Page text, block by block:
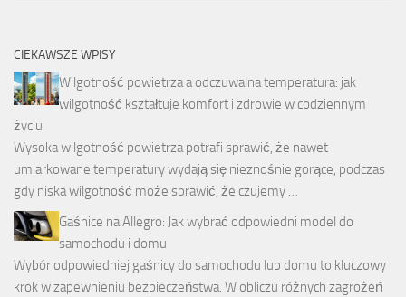
CIEKAWSZE WPISY
Wilgotność powietrza a odczuwalna temperatura: jak
wilgotność kształtuje komfort i zdrowie w codziennym
życiu
Wysoka wilgotność powietrza potrafi sprawić, że nawet
umiarkowane temperatury wydają się nieznośnie gorące, podczas
gdy niska wilgotność może sprawić, że czujemy …
Gaśnice na Allegro: Jak wybrać odpowiedni model do
samochodu i domu
Wybór odpowiedniej gaśnicy do samochodu lub domu to kluczowy
krok w zapewnieniu bezpieczeństwa. W obliczu różnych zagrożeń